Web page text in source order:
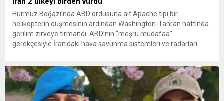
Hürmüz Boğazı’nda ABD ordusuna ait Apache tipi bir
helikopterin düşmesinin ardından Washington-Tahran hattında
gerilim zirveye tırmandı. ABD’nin “meşru müdafaa”
gerekçesiyle İran’daki hava savunma sistemleri ve radarları
yeni bir ABD saldırısına anında yanıt verileceğini duyurdu....